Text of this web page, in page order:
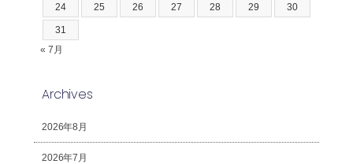
24 25 26 27 28 29 30
31
« 7月
Archives
2026年8月
2026年7月